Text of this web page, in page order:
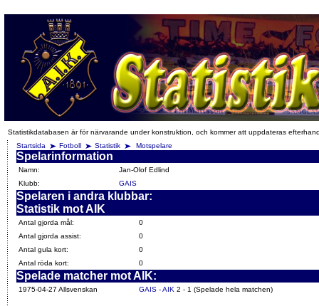
Statistikdatabasen är för närvarande under konstruktion, och kommer att uppdateras
Startsida
Fotboll Statistik Motspelare
Spelarinformation
Namn:
Jan-Olof Edlind
Klubb:
GAIS
Spelaren i andra klubbar:
Statistik mot AIK
Antal gjorda mål:
0
Antal gjorda assist:
0
Antal gula kort:
0
Antal röda kort:
0
Spelade matcher mot AIK:
1975-04-27 Allsvenskan GAIS - AIK 2 - 1 (Spelade hela matchen)